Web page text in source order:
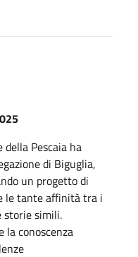
Pescaia ha
di Biguglia,
un progetto di
le tante affinità tra i
storie simili.
la conoscenza